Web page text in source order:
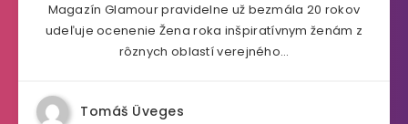
Magazín Glamour pravidelne už bezmála 20 rokov
udeľuje ocenenie Žena roka inšpiratívnym ženám z
rôznych oblastí verejného…
Tomáš Üveges